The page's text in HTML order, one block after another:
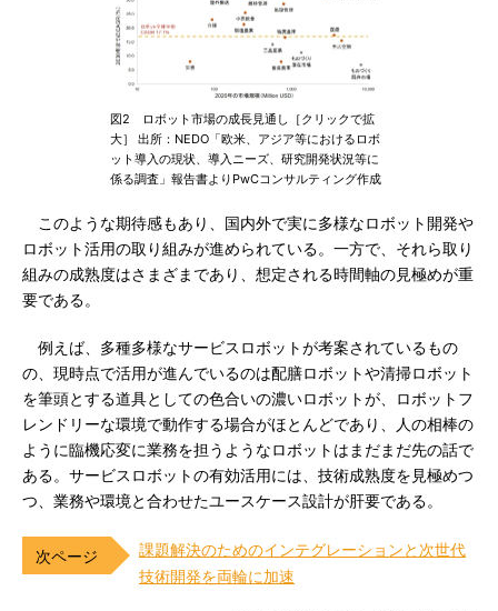
図2 ロボット市場の成長見通し［クリックで拡
大］ 出所：NEDO「欧米、アジア等におけるロボ
ット導入の現状、導入ニーズ、研究開発状況等に
係る調査」報告書よりPwCコンサルティング作成
このような期待感もあり、国内外で実に多様なロボット開発や
ロボット活用の取り組みが進められている。一方で、それら取り
組みの成熟度はさまざまであり、想定される時間軸の見極めが重
要である。
例えば、多種多様なサービスロボットが考案されているもの
の、現時点で活用が進んでいるのは配膳ロボットや清掃ロボット
を筆頭とする道具としての色合いの濃いロボットが、ロボットフ
レンドリーな環境で動作する場合がほとんどであり、人の相棒の
ように臨機応変に業務を担うようなロボットはまだまだ先の話で
ある。サービスロボットの有効活用には、技術成熟度を見極めつ
つ、業務や環境と合わせたユースケース設計が肝要である。
課題解決のためのインテグレーションと次世代
技術開発を両輪に加速